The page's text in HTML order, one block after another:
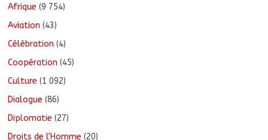
Afrique (9 754)
Aviation (43)
Célébration (4)
Coopération (45)
Culture (1 092)
Dialogue (86)
Diplomatie (27)
Droits de l'Homme (20)